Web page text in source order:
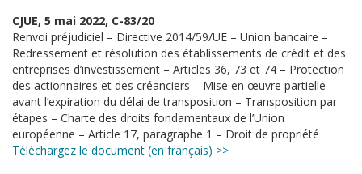
CJUE, 5 mai 2022, C-83/20
Renvoi préjudiciel – Directive 2014/59/UE – Union bancaire –
Redressement et résolution des établissements de crédit et des
entreprises d’investissement – Articles 36, 73 et 74 – Protection
des actionnaires et des créanciers – Mise en œuvre partielle
avant l’expiration du délai de transposition – Transposition par
étapes – Charte des droits fondamentaux de l’Union
européenne – Article 17, paragraphe 1 – Droit de propriété
Téléchargez le document (en français) >>